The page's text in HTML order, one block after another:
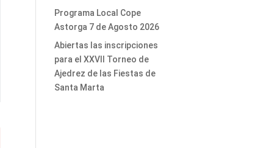
Programa Local Cope
Astorga 7 de Agosto 2026
Abiertas las inscripciones
para el XXVII Torneo de
Ajedrez de las Fiestas de
Santa Marta